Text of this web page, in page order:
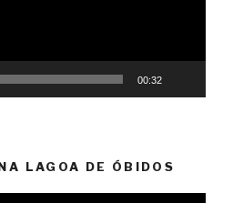
00:32
LAGOA DE ÓBIDOS